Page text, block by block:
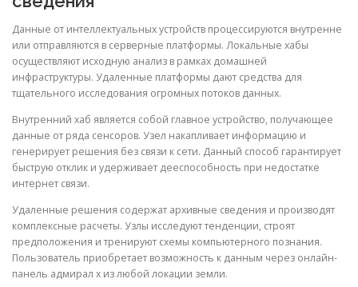
Данные от интеллектуальных устройств процессируются внутренне
или отправляются в серверные платформы. Локальные хабы
осуществляют исходную анализ в рамках домашней
инфраструктуры. Удаленные платформы дают средства для
тщательного исследования огромных потоков данных.
Внутренний хаб является собой главное устройство, получающее
данные от ряда сенсоров. Узел накапливает информацию и
генерирует решения без связи к сети. Данный способ гарантирует
быструю отклик и удерживает дееспособность при недостатке
интернет связи.
Удаленные решения содержат архивные сведения и производят
комплексные расчеты. Узлы исследуют тенденции, строят
предположения и тренируют схемы компьютерного познания.
Пользователь приобретает возможность к данным через онлайн-
панель адмирал х из любой локации земли.